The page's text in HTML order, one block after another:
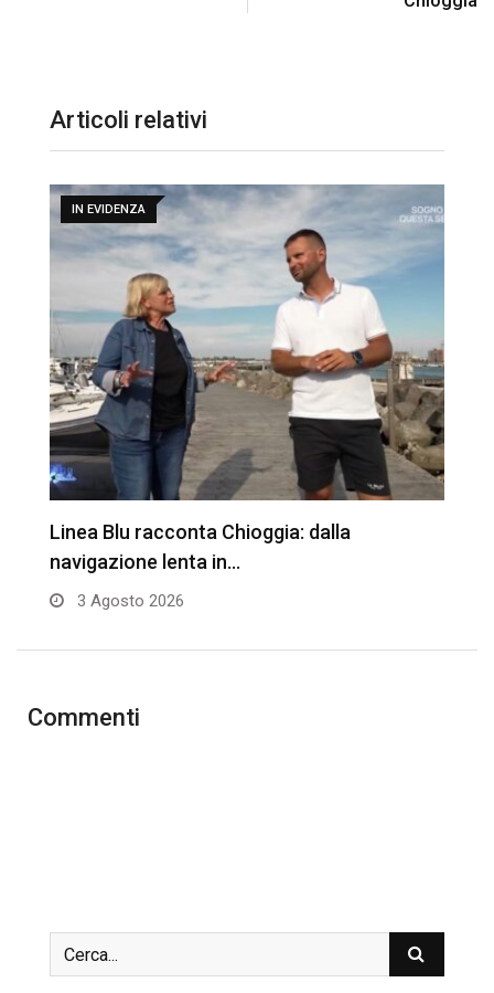
Articoli relativi
IN EVIDENZA
Linea Blu racconta Chioggia: dalla
navigazione lenta in…
3 Agosto 2026
Commenti